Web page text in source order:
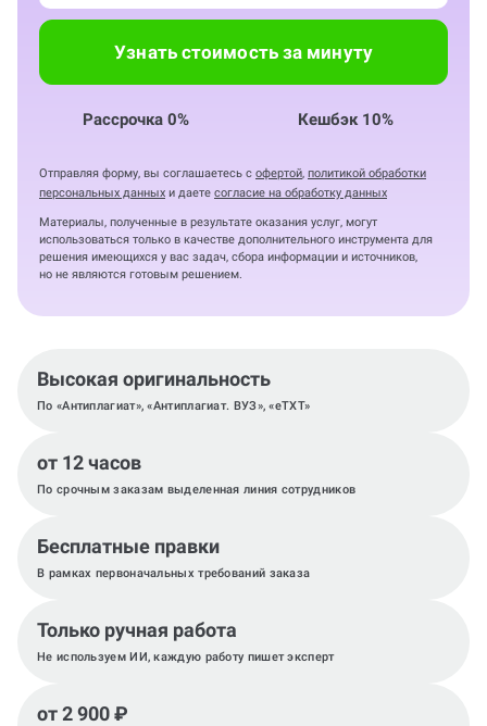
Узнать стоимость за минуту
Рассрочка 0% Кешбэк 10%
Отправляя форму, вы соглашаетесь с офертой, политикой обработки
персональных данных и даете согласие на обработку данных
Материалы, полученные в результате оказания услуг, могут
использоваться только в качестве дополнительного инструмента для
решения имеющихся у вас задач, сбора информации и источников,
но не являются готовым решением.
Высокая оригинальность
По «Антиплагиат», «Антиплагиат. ВУЗ», «eTXT»
от 12 часов
По срочным заказам выделенная линия сотрудников
Бесплатные правки
В рамках первоначальных требований заказа
Только ручная работа
Не используем ИИ, каждую работу пишет эксперт
от 2 900 ₽